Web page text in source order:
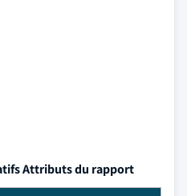
Attributs du rapport